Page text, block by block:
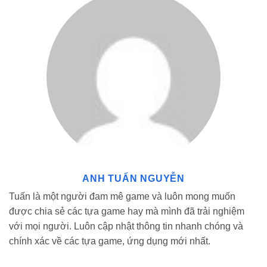
hiện đại cho quân đội của mình mà không lo hết tiền.
Hướng Dẫn Cách Tải Xuống Hack Grow Empire
Hack Game Grow Empire Rome phiên bản mới nhất đã có sẵn tại
Modradar. Sau đây là hướng dẫn chi tiết tải game dành cho bạn:
Truy cập modradar.com trên trình duyệt của bạn.
Tìm “Hack Grow Empire Rome” trong thanh tìm kiếm
trên Modradar và chọn phiên bản phù hợp.
Nhấn nút “Tải Xuống” ở đầu hoặc cuối bài viết để tải
ANH TUẤN NGUYỄN
Tuấn là một người đam mê game và luôn mong muốn
được chia sẻ các tựa game hay mà mình đã trải nghiệm
với mọi người. Luôn cập nhật thông tin nhanh chóng và
chính xác về các tựa game, ứng dụng mới nhất.